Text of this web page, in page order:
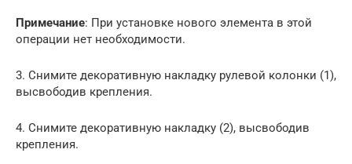
Примечание: При установке нового элемента в этой
операции нет необходимости.
3. Снимите декоративную накладку рулевой колонки (1),
высвободив крепления.
4. Снимите декоративную накладку (2), высвободив
крепления.